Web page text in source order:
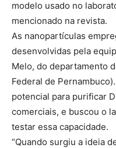
modelo usado no
mencionado na revista.
As nanopartículas
desenvolvidas pela
Melo, do departamento
Federal de
potencial para purificar
comerciais, e buscou o
testar essa capacidade.
“Quando surgiu a ideia